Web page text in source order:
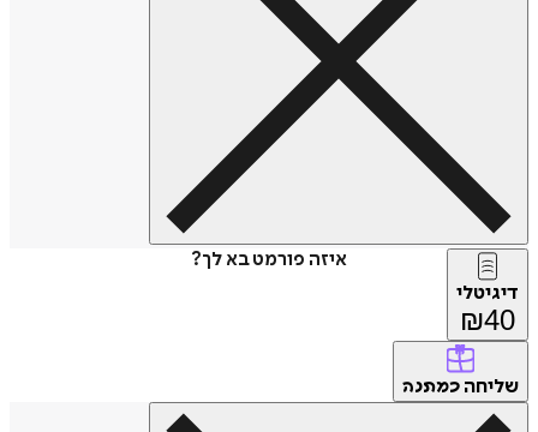
איזה פורמט בא לך?
דיגיטלי
₪40
שליחה כמתנה